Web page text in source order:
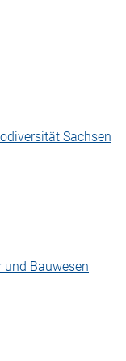
Sachsen
und Bauwesen